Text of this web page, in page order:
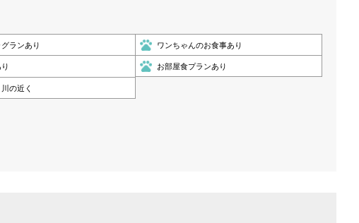
ランあり ワンちゃんのお食事あり
お部屋食プランあり
の近く